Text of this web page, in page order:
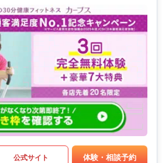
公式サイト 体験・相談予約